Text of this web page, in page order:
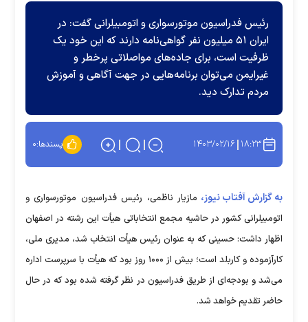
رئیس فدراسیون موتورسواری و اتومبیلرانی گفت: در
ایران ۵۱ میلیون نفر گواهی‌نامه دارند که این خود یک
ظرفیت است، برای جاده‌های مواصلاتی پرخطر و
غیرایمن می‌توان برنامه‌هایی در جهت آگاهی و آموزش
مردم تدارک دید.
۱۸:۲۳ ۱۴۰۳/۰۲/۱۶ پسندها:۰
به گزارش آفتاب نیوز، مازیار ناظمی، رئیس فدراسیون موتورسواری و
اتومبیلرانی کشور در حاشیه مجمع انتخاباتی هیأت این رشته در اصفهان
اظهار داشت: حسینی که به عنوان رئیس هیأت انتخاب شد، مدیری ملی،
کارآزموده و کاربلد است؛ بیش از ۱۰۰۰ روز بود که هیأت با سرپرست اداره
می‌شد و بودجه‌ای از طریق فدراسیون در نظر گرفته شده بود که در حال
حاضر تقدیم خواهد شد.